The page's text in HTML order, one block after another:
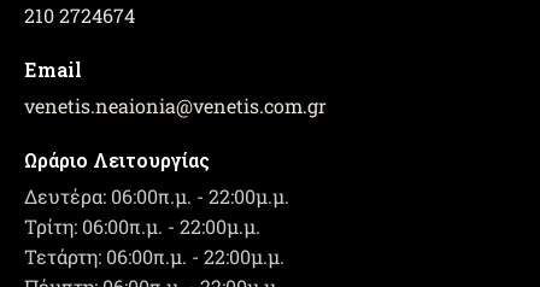
210 2724674
Email
venetis.neaionia@venetis.com.gr
Ωράριο Λειτουργίας
Δευτέρα: 06:00π.μ. - 22:00μ.μ.
Τρίτη: 06:00π.μ. - 22:00μ.μ.
Τετάρτη: 06:00π.μ. - 22:00μ.μ.